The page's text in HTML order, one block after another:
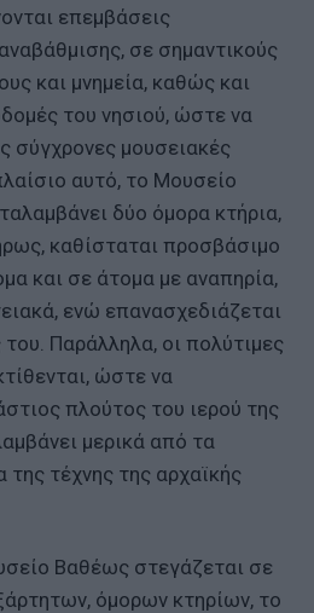
επεμβάσεις
σε σημαντικούς
και μνημεία, καθώς και
του νησιού, ώστε να
σύγχρονες μουσειακές
αυτό, το Μουσείο
δύο όμορα κτήρια,
καθίσταται προσβάσιμο
και σε άτομα με αναπηρία,
ενώ επανασχεδιάζεται
Παράλληλα, οι πολύτιμες
ώστε να
πλούτος του ιερού της
μερικά από τα
της τέχνης της αρχαϊκής
Βαθέως στεγάζεται σε
όμορων κτηρίων, το